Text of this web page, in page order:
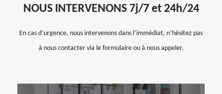
NOUS INTERVENONS 7j/7 et 24h/24
En cas d’urgence, nous intervenons dans l’immédiat, n’hésitez pas
à nous contacter via le formulaire ou à nous appeler.